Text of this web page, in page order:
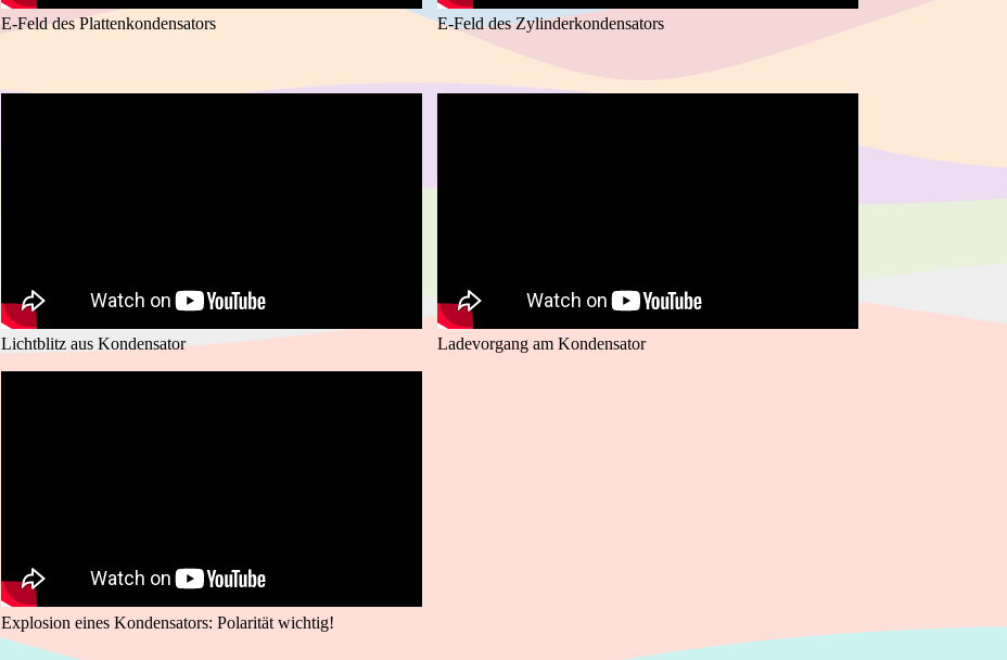
E-Feld des Plattenkondensators E-Feld des Zylinderkondensators
Lichtblitz aus Kondensator Ladevorgang am Kondensator
Explosion eines Kondensators: Polarität wichtig!